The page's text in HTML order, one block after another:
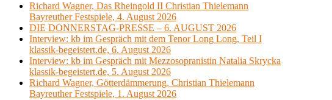
Richard Wagner, Das Rheingold II Christian Thielemann
Bayreuther Festspiele, 4. August 2026
DIE DONNERSTAG-PRESSE – 6. AUGUST 2026
Interview: kb im Gespräch mit dem Tenor Long Long, Teil I
klassik-begeistert.de, 6. August 2026
Interview: kb im Gespräch mit Mezzosopranistin Natalia Skrycka
klassik-begeistert.de, 5. August 2026
Richard Wagner, Götterdämmerung, Christian Thielemann
Bayreuther Festspiele, 1. August 2026